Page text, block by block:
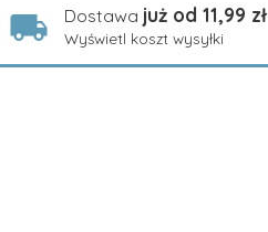
Dostawa już od 11,99 zł
Wyświetl koszt wysyłki